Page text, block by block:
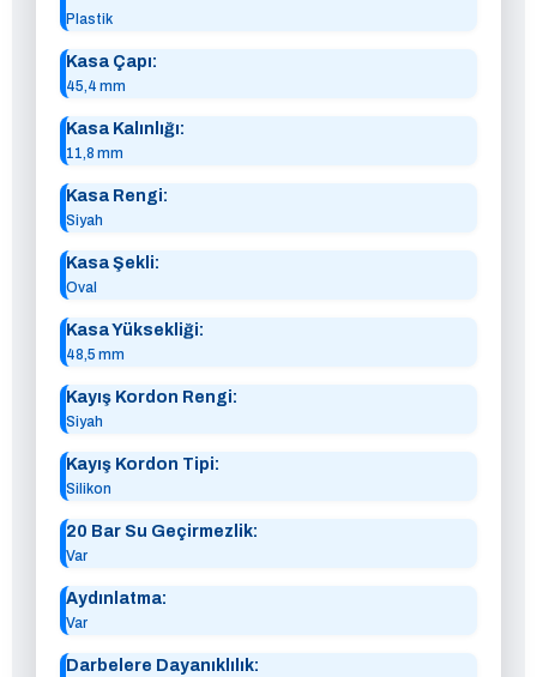
Plastik
Kasa Çapı:
45,4 mm
Kasa Kalınlığı:
11,8 mm
Kasa Rengi:
Siyah
Kasa Şekli:
Oval
Kasa Yüksekliği:
48,5 mm
Kayış Kordon Rengi:
Siyah
Kayış Kordon Tipi:
Silikon
20 Bar Su Geçirmezlik:
Var
Aydınlatma:
Var
Darbelere Dayanıklılık: